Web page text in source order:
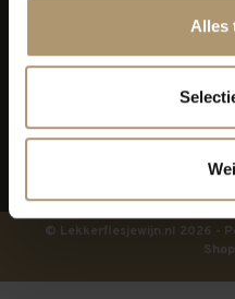
Alles
© Lekkerflesjewijn.nl 2026 -